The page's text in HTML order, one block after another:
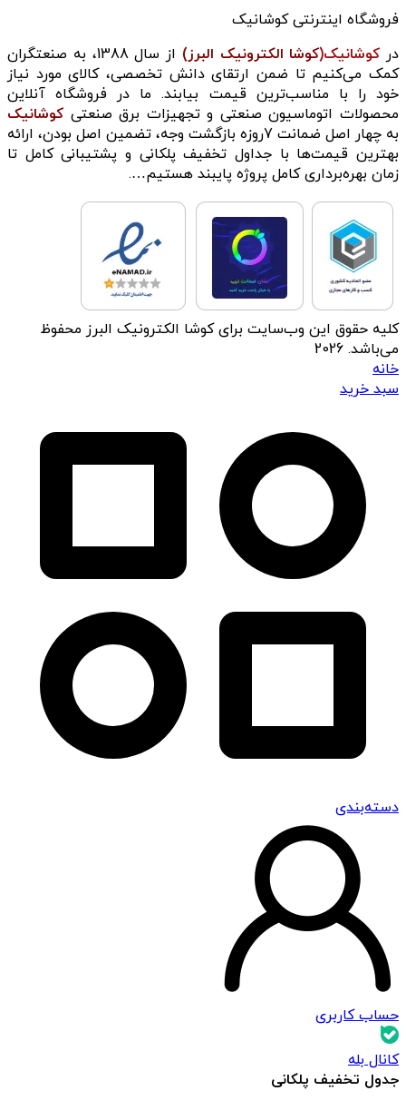
فروشگاه اینترنتی کوشانیک
در کوشانیک(کوشا الکترونیک البرز)
از سال 1388، به صنعتگران
کمک می‌کنیم تا ضمن ارتقای دانش تخصصی، کالای مورد نیاز
خود را با مناسب‌ترین قیمت بیابند. ما در فروشگاه آنلاین
محصولات اتوماسیون صنعتی و تجهیزات برق صنعتی کوشانیک
به چهار اصل ضمانت 7روزه بازگشت وجه، تضمین اصل بودن، ارائه
بهترین قیمت‌ها با جداول تخفیف پلکانی و پشتیبانی کامل تا
زمان بهره‌برداری کامل پروژه پایبند هستیم….
کلیه حقوق این وب‌سایت برای کوشا الکترونیک البرز محفوظ
می‌باشد. 2026
خانه
سبد خرید
دسته‌بندی
حساب کاربری
کانال بله
جدول تخفیف پلکانی